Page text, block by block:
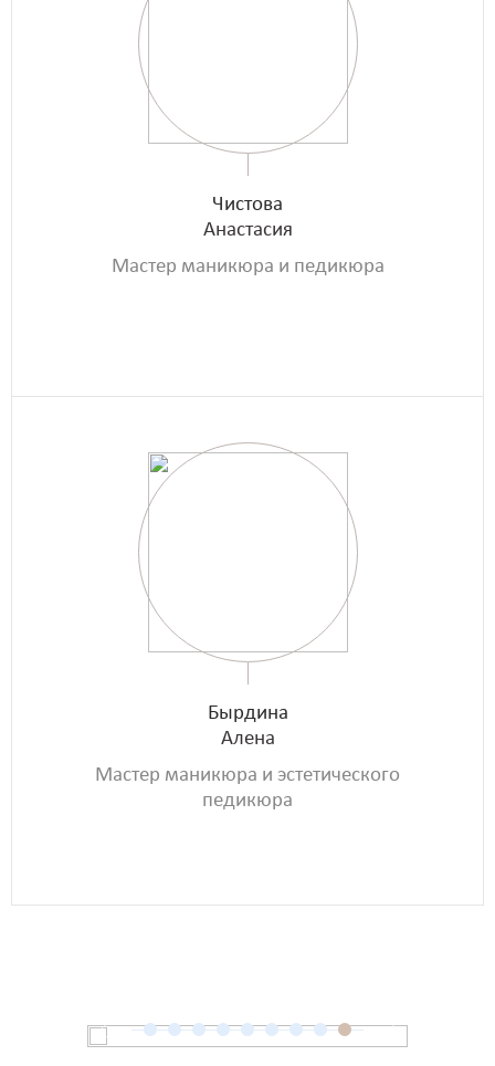
Чистова
Анастасия
Мастер маникюра и педикюра
Бырдина
Алена
Мастер маникюра и эстетического
педикюра